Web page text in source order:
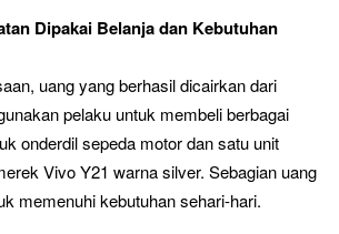
Dipakai Belanja dan Kebutuhan
uang yang berhasil dicairkan dari
pelaku untuk membeli berbagai
onderdil sepeda motor dan satu unit
Vivo Y21 warna silver. Sebagian uang
memenuhi kebutuhan sehari-hari.